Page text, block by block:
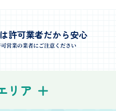
終えることができました。
に見積もりを取った時の価
ました。引っ越し後の片付
許可業者だから安心
営業の業者にご注意ください
リア